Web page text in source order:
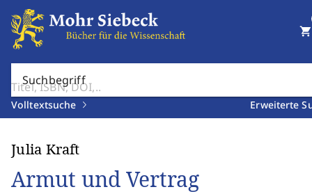
Suchbegriff
Volltextsuche Erweiterte
shopping_cart
Julia Kraft
Armut und Vertrag